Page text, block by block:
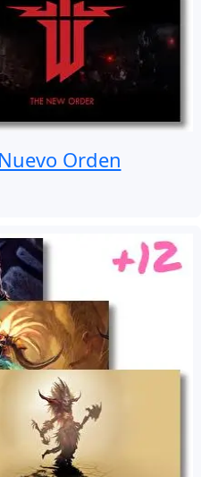
Orden